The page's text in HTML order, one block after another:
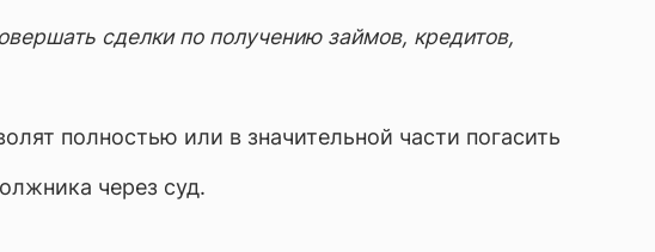
сделки по получению займов, кредитов,
полностью или в значительной части погасить
через суд.